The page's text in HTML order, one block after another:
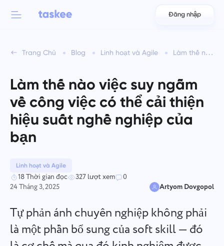
العربية
Azərbaycan
日本語
Deutsch
English
Español
Đăng nhập
Trang Chủ Blog Linh hoạt và Agile Làm thế nào việc suy ngẫm về công việc có thể cải thiện hiệu suất nghề nghiệp của bạn
Làm thế nào việc suy ngẫm
về công việc có thể cải thiện
hiệu suất nghề nghiệp của
bạn
Linh hoạt và Agile
18 Thời gian đọc 327 lượt xem
0
24 Tháng 3, 2025
Artyom Dovgopol
Tự phản ánh chuyên nghiệp không phải
là một phần bổ sung của soft skill — đó
Tính năng của Taskee
Tìm hiểu về 7 nhiều tính năng truyền cảm hứng hơn
Xem tất cả các tính năng
Theo dõi thời gian nhiệm vụ, giám sát đồng nghiệp và thêm
thời gian thủ công
Nhiệm vụ
Tạo nhiệm vụ, làm việc với đồng nghiệp và đóng khi hoàn
thành
Ngành công nghiệp
Loại hình công ty